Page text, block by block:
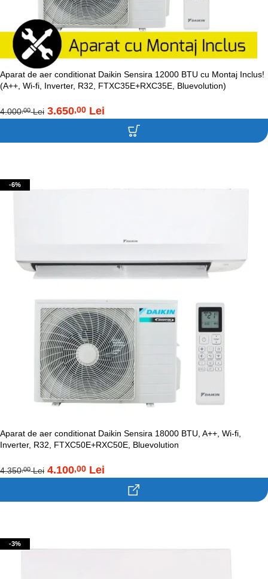
Aparat de aer conditionat Daikin Sensira 12000 BTU cu Montaj Inclus!
(A++, Wi-fi, Inverter, R32, FTXC35E+RXC35E, Bluevolution)
4.000,00 Lei 3.650,00 Lei
-6%
Aparat de aer conditionat Daikin Sensira 18000 BTU, A++, Wi-fi,
Inverter, R32, FTXC50E+RXC50E, Bluevolution
4.350,00 Lei 4.100,00 Lei
-3%